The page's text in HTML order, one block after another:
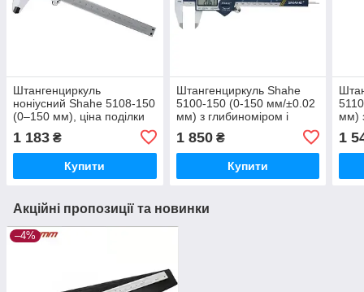
Штангенциркуль
ноніусний Shahe 5108-150
(0–150 мм), ціна поділки
мм
1 183 ₴
Купити
Штангенциркуль Shahe
5100-150 (0-150 мм/±0.02
мм) з глибиноміром і
1 850₴
Купити
мм)
1
Акційні пропозиції та новинки
–4%